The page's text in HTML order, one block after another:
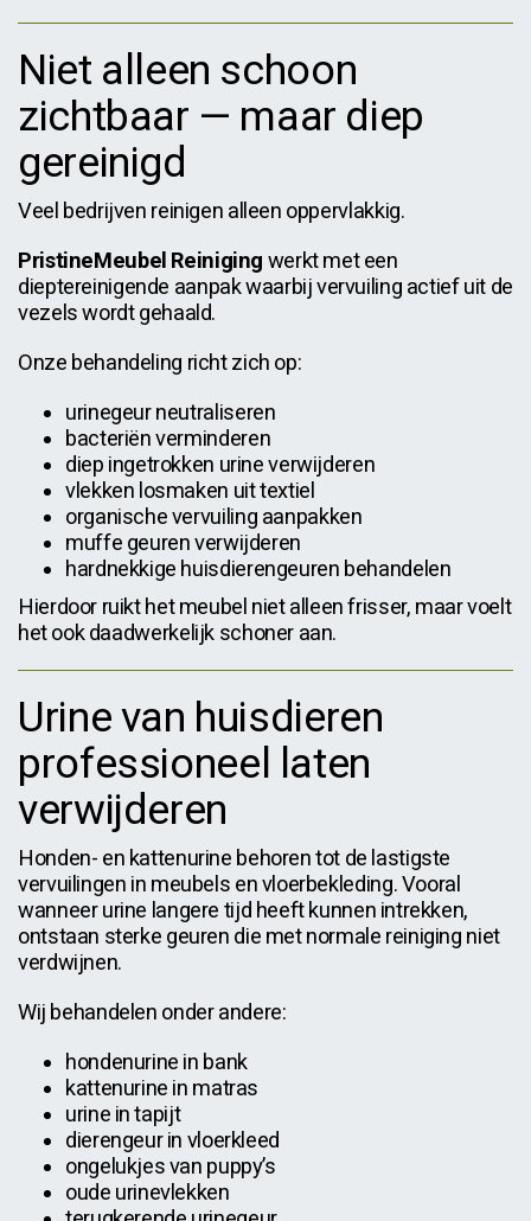
Niet alleen schoon
zichtbaar — maar diep
gereinigd
Veel bedrijven reinigen alleen oppervlakkig.
PristineMeubel Reiniging werkt met een
dieptereinigende aanpak waarbij vervuiling actief uit de
vezels wordt gehaald.
Onze behandeling richt zich op:
urinegeur neutraliseren
bacteriën verminderen
diep ingetrokken urine verwijderen
vlekken losmaken uit textiel
organische vervuiling aanpakken
muffe geuren verwijderen
hardnekkige huisdierengeuren behandelen
Hierdoor ruikt het meubel niet alleen frisser, maar voelt
het ook daadwerkelijk schoner aan.
Urine van huisdieren
professioneel laten
verwijderen
Honden- en kattenurine behoren tot de lastigste
vervuilingen in meubels en vloerbekleding. Vooral
wanneer urine langere tijd heeft kunnen intrekken,
ontstaan sterke geuren die met normale reiniging niet
verdwijnen.
Wij behandelen onder andere:
hondenurine in bank
kattenurine in matras
urine in tapijt
dierengeur in vloerkleed
ongelukjes van puppy’s
oude urinevlekken